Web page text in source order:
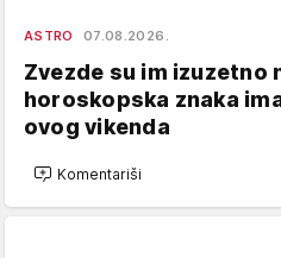
ASTRO 07.08.2026.
Zvezde su im izuzetno
horoskopska znaka
ovog vikenda
Komentariši